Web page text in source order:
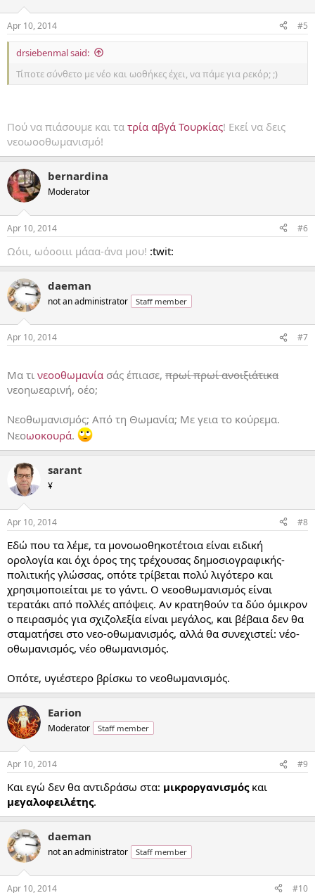
Apr 10, 2014 #5
drsiebenmal said:
Τίποτε σύνθετο με νέο και ωοθήκες έχει, να πάμε για ρεκόρ; ;)
Πού να πιάσουμε και τα τρία αβγά Τουρκίας! Εκεί να δεις
νεοωοοθωμανισμό!
bernardina
Moderator
Apr 10, 2014 #6
Ωόιι, ωόοοιιι μάαα-άνα μου! :twit:
daeman
not an administrator Staff member
Apr 10, 2014 #7
Μα τι νεοοθωμανία σάς έπιασε, πρωί πρωί ανοιξιάτικα
νεοηωεαρινή, οέο;
Νεοθωμανισμός; Από τη Θωμανία; Με γεια το κούρεμα.
Νεοωοκουρά.
sarant
¥
Apr 10, 2014 #8
Εδώ που τα λέμε, τα μονοωοθηκοτέτοια είναι ειδική
ορολογία και όχι όρος της τρέχουσας δημοσιογραφικής-
πολιτικής γλώσσας, οπότε τρίβεται πολύ λιγότερο και
χρησιμοποιείται με το γάντι. Ο νεοοθωμανισμός είναι
τερατάκι από πολλές απόψεις. Αν κρατηθούν τα δύο όμικρον
ο πειρασμός για σχιζολεξία είναι μεγάλος, και βέβαια δεν θα
σταματήσει στο νεο-οθωμανισμός, αλλά θα συνεχιστεί: νέο-
οθωμανισμός, νέο οθωμανισμός.
Οπότε, υγιέστερο βρίσκω το νεοθωμανισμός.
Earion
Moderator Staff member
Apr 10, 2014 #9
Και εγώ δεν θα αντιδράσω στα: μικροργανισμός και
μεγαλοφειλέτης.
daeman
not an administrator Staff member
Apr 10, 2014 #10